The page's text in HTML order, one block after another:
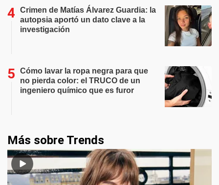
Crimen de Matías Álvarez Guardia: la
autopsia aportó un dato clave a la
investigación
Cómo lavar la ropa negra para que
no pierda color: el TRUCO de un
ingeniero químico que es furor
Más sobre Trends